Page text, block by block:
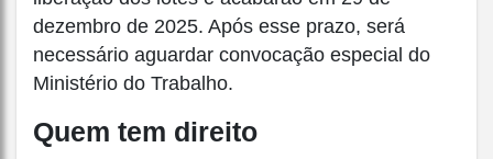
dezembro de 2025. Após esse prazo, será
necessário aguardar convocação especial do
Ministério do Trabalho.
Quem tem direito